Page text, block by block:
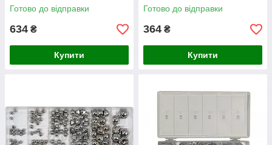
Готово до відправки
634 ₴
Купити
Готово до відправки
364 ₴
Купити